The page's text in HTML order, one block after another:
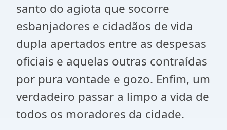
santo do agiota que socorre
esbanjadores e cidadãos de vida
dupla apertados entre as despesas
oficiais e aquelas outras contraídas
por pura vontade e gozo. Enfim, um
verdadeiro passar a limpo a vida de
todos os moradores da cidade.